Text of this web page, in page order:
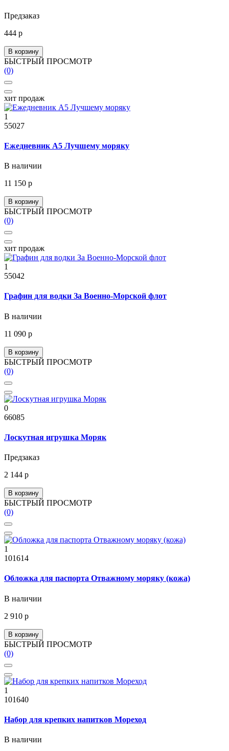
Предзаказ
444 р
В корзину
БЫСТРЫЙ ПРОСМОТР
(0)
хит продаж
1
55027
Ежедневник А5 Лучшему моряку
В наличии
11 150 р
В корзину
БЫСТРЫЙ ПРОСМОТР
(0)
хит продаж
1
55042
Графин для водки За Военно-Морской флот
В наличии
11 090 р
В корзину
БЫСТРЫЙ ПРОСМОТР
(0)
0
66085
Лоскутная игрушка Моряк
Предзаказ
2 144 р
В корзину
БЫСТРЫЙ ПРОСМОТР
(0)
1
101614
Обложка для паспорта Отважному моряку (кожа)
В наличии
2 910 р
В корзину
БЫСТРЫЙ ПРОСМОТР
(0)
1
101640
Набор для крепких напитков Мореход
В наличии